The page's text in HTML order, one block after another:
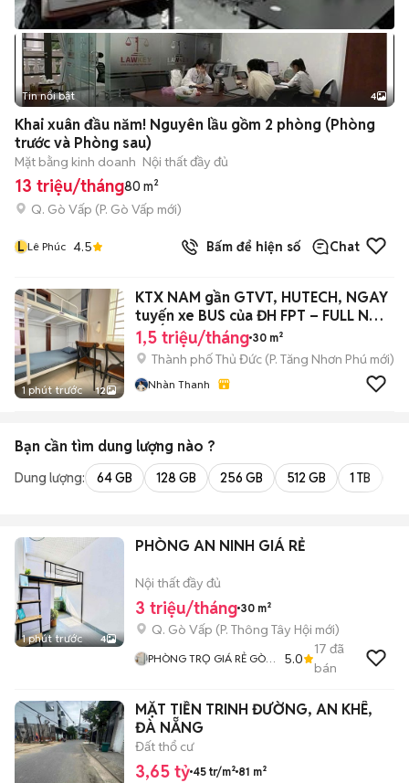
Tin nổi bật 4
Khai xuân đầu năm! Nguyên lầu gồm 2 phòng (Phòng
trước và Phòng sau)
Mặt bằng kinh doanh Nội thất đầy đủ
13 triệu/tháng80 m²
Q. Gò Vấp (P. Gò Vấp mới)
L Lê Phúc 4.5 Bấm để hiện số Chat
1 phút trước 12
KTX NAM gần GTVT, HUTECH, NGAY
tuyến xe BUS của ĐH FPT – FULL NỘI
THẤT
1,5 triệu/tháng 30 m²
Thành phố Thủ Đức (P. Tăng Nhơn Phú mới)
Nhàn Thanh
Bạn cần tìm dung lượng nào ?
Dung lượng: 64 GB 128 GB 256 GB 512 GB 1 TB
1 phút trước 4
PHÒNG AN NINH GIÁ RẺ
Nội thất đầy đủ
3 triệu/tháng 30 m²
Q. Gò Vấp (P. Thông Tây Hội mới)
PHÒNG TRỌ GIÁ RẺ GÒ
5.0
17 đã
bán
MẶT TIỀN TRINH ĐƯỜNG, AN KHÊ,
ĐÀ NẴNG
Đất thổ cư
3,65 tỷ 45 tr/m² 81 m²